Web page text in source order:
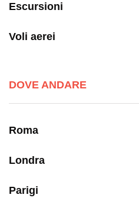
Escursioni
Voli aerei
DOVE ANDARE
Roma
Londra
Parigi